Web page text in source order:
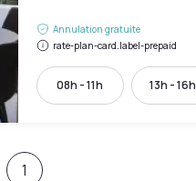
Annulation gratuite
rate-plan-card.label-prepaid
08h - 11h 13h - 16h
1